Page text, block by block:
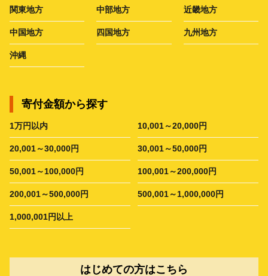
関東地方 中部地方 近畿地方
中国地方 四国地方 九州地方
沖縄
寄付金額から探す
1万円以内 10,001～20,000円
20,001～30,000円 30,001～50,000円
50,001～100,000円 100,001～200,000円
200,001～500,000円 500,001～1,000,000円
1,000,001円以上
はじめての方はこちら